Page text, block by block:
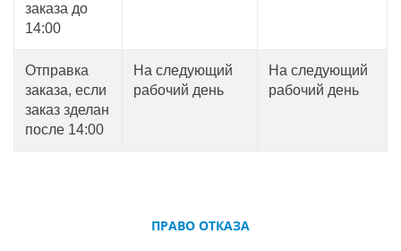
заказа до
14:00
Отправка
заказа, если
заказ зделан
после 14:00
На следующий
рабочий день
На следующий
рабочий день
ПРАВО ОТКАЗА